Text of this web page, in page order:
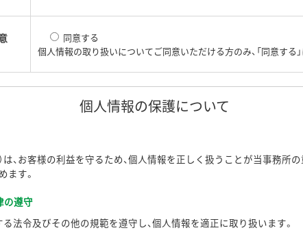
同意する
個人情報の取り扱いについてご同意いただける方のみ、「同意する
個人情報の保護について
は、お客様の利益を守るため、個人情報を正しく扱うことが当事務所
ます。
の遵守
法令及びその他の規範を遵守し、個人情報を適正に取り扱います。